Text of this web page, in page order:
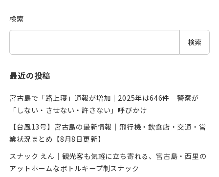
検索
検索
最近の投稿
宮古島で「路上寝」通報が増加｜2025年は646件 警察が
「しない・させない・許さない」呼びかけ
【台風13号】宮古島の最新情報｜飛行機・飲食店・交通・営
業状況まとめ【8月8日更新】
スナック えん｜観光客も気軽に立ち寄れる、宮古島・西里の
アットホームなボトルキープ制スナック